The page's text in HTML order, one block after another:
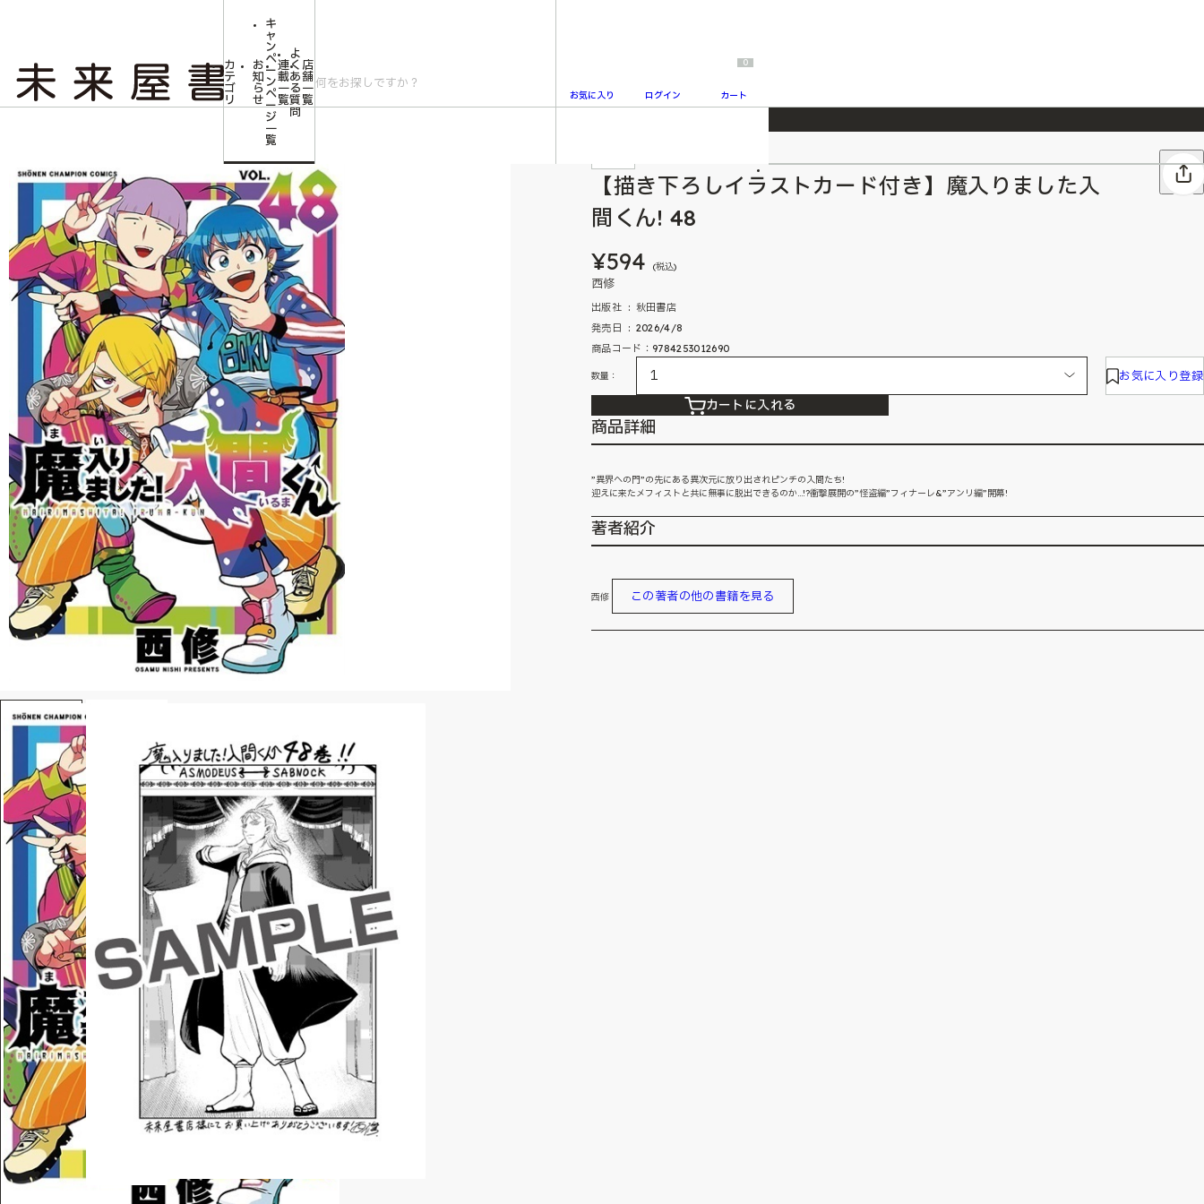
2026/7/23 『ONE PIECE magazine 021 ONE PIECEカード付き同梱版』発売延期のご案内
カ
テ
ゴ
リ
お
知
ら
せ
キ
ャ
ン
ペ
ー
ン
ペ
ー
ジ
一
覧
連
載
一
覧
よ
く
あ
る
質
問
店
舗
一
覧
お気に入り ログイン
0
カート
【描き下ろしイラストカード付き】魔入りました入間くん! 48
【描き下ろしイラストカード付き】魔入りました入
間くん! 48
¥594 (税込)
西修
出版社 ‏ : ‎ 秋田書店
発売日 ‏ : ‎ 2026/4/8
商品コード：9784253012690
数量： お気に入り登録
カートに入れる
商品詳細
”異界への門”の先にある異次元に放り出されピンチの入間たち!
迎えに来たメフィストと共に無事に脱出できるのか…!?衝撃展開の”怪盗編”フィナーレ&”アンリ編”開幕!
著者紹介
西修 この著者の他の書籍を見る